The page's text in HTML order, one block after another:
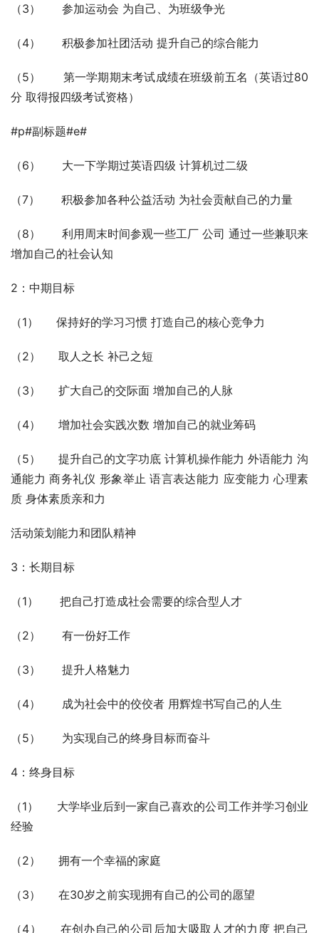
（3）      参加运动会 为自己、为班级争光
（4）      积极参加社团活动 提升自己的综合能力
（5）      第一学期期末考试成绩在班级前五名（英语过80
分 取得报四级考试资格）
#p#副标题#e#
（6）      大一下学期过英语四级 计算机过二级
（7）      积极参加各种公益活动 为社会贡献自己的力量
（8）      利用周末时间参观一些工厂 公司 通过一些兼职来
增加自己的社会认知
2：中期目标
（1）     保持好的学习习惯 打造自己的核心竞争力
（2）     取人之长 补己之短
（3）     扩大自己的交际面 增加自己的人脉
（4）     增加社会实践次数 增加自己的就业筹码
（5）     提升自己的文字功底 计算机操作能力 外语能力 沟
通能力 商务礼仪 形象举止 语言表达能力 应变能力 心理素
质 身体素质亲和力
活动策划能力和团队精神
3：长期目标
（1）      把自己打造成社会需要的综合型人才
（2）      有一份好工作
（3）      提升人格魅力
（4）      成为社会中的佼佼者 用辉煌书写自己的人生
（5）      为实现自己的终身目标而奋斗
4：终身目标
（1）     大学毕业后到一家自己喜欢的公司工作并学习创业
经验
（2）     拥有一个幸福的家庭
（3）     在30岁之前实现拥有自己的公司的愿望
（4）     在创办自己的公司后加大吸取人才的力度 把自己